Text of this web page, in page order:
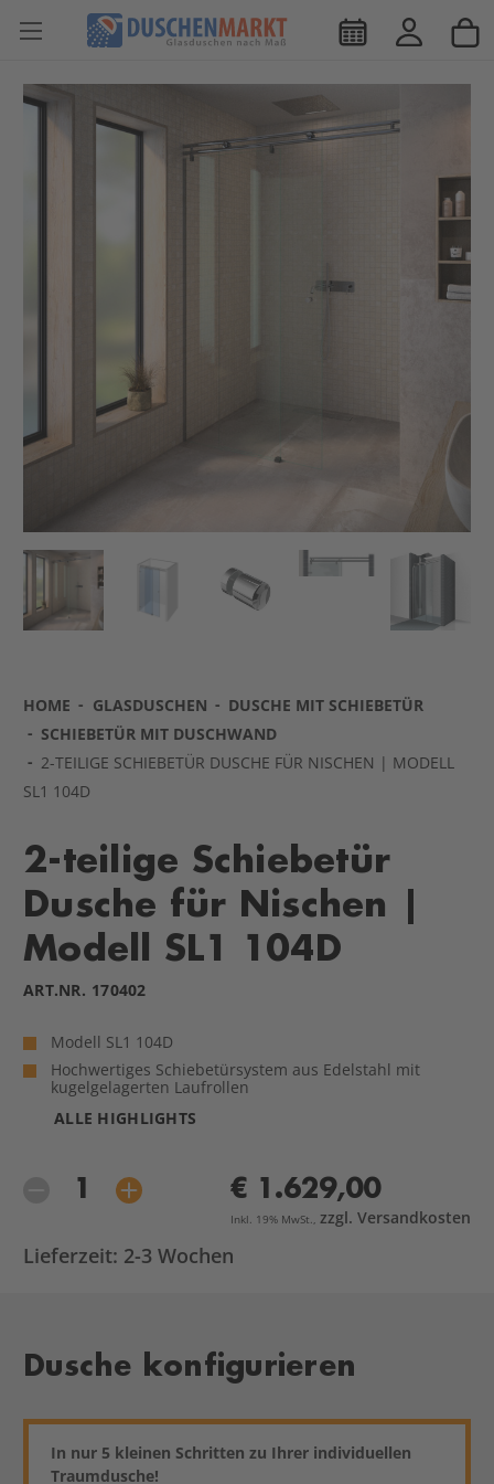
HOME GLASDUSCHEN
DUSCHE MIT SCHIEBETÜR
SCHIEBETÜR MIT DUSCHWAND
2-TEILIGE SCHIEBETÜR DUSCHE FÜR NISCHEN | MODELL
SL1 104D
2-teilige Schiebetür
Dusche für Nischen |
Modell SL1 104D
ART.NR. 170402
Modell SL1 104D
Hochwertiges Schiebetürsystem aus Edelstahl mit
kugelgelagerten Laufrollen
ALLE HIGHLIGHTS
€ 1.629,00
Inkl. 19% MwSt., zzgl. Versandkosten
Lieferzeit: 2-3 Wochen
Dusche konfigurieren
In nur 5 kleinen Schritten zu Ihrer individuellen
Traumdusche!